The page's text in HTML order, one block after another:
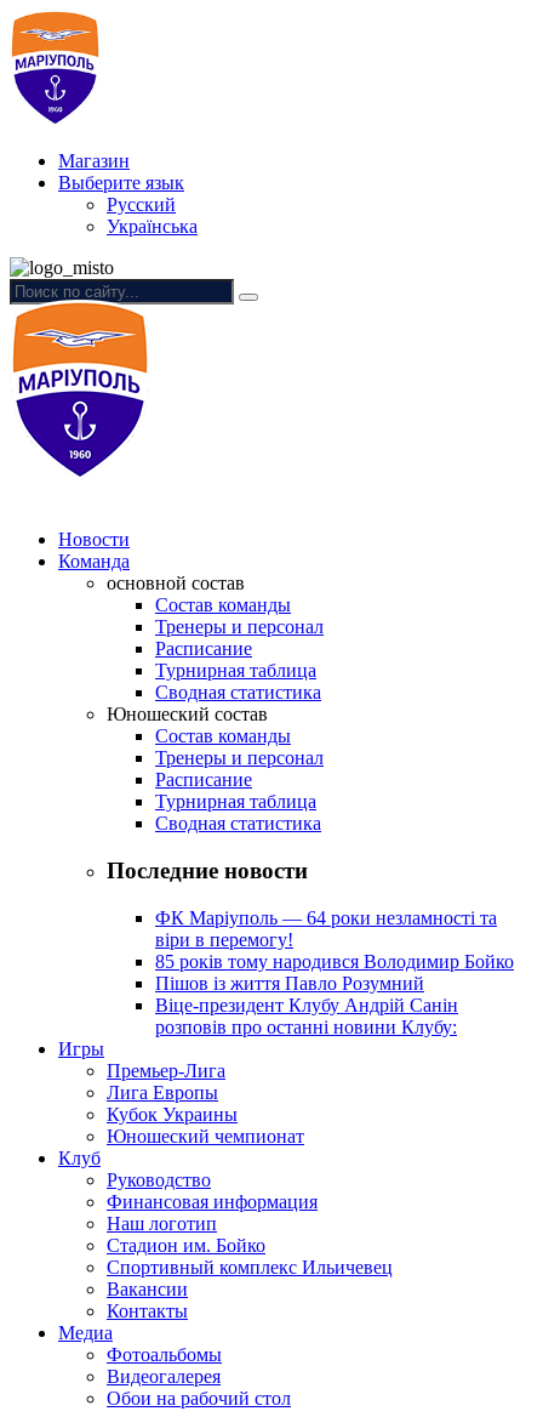
Магазин
Выберите язык
Русский
Українська
Новости
Команда
основной состав
Состав команды
Тренеры и персонал
Расписание
Турнирная таблица
Сводная статистика
Юношеский состав
Состав команды
Тренеры и персонал
Расписание
Турнирная таблица
Сводная статистика
Последние новости
ФК Маріуполь — 64 роки незламності та
віри в перемогу!
85 років тому народився Володимир Бойко
Пішов із життя Павло Розумний
Віце-президент Клубу Андрій Санін
розповів про останні новини Клубу:
Игры
Премьер-Лига
Лига Европы
Кубок Украины
Юношеский чемпионат
Клуб
Руководство
Финансовая информация
Наш логотип
Стадион им. Бойко
Спортивный комплекс Ильичевец
Вакансии
Контакты
Медиа
Фотоальбомы
Видеогалерея
Обои на рабочий стол